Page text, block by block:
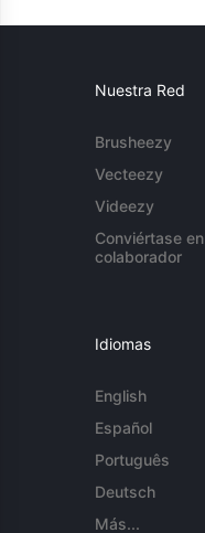
Nuestra Red
Brusheezy
Vecteezy
Videezy
Conviértase en
colaborador
Idiomas
English
Español
Português
Deutsch
Más...